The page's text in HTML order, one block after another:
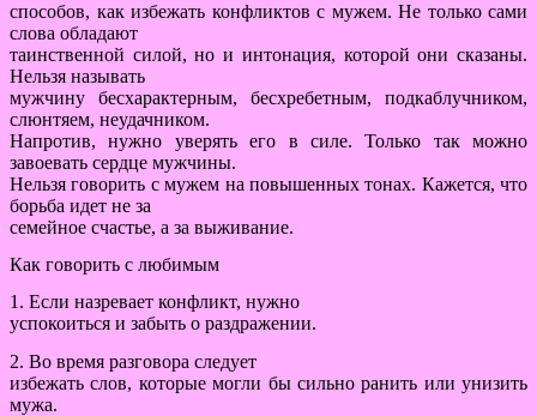
способов, как избежать конфликтов с мужем. Не только сами
слова обладают
таинственной силой, но и интонация, которой они сказаны.
Нельзя называть
мужчину бесхарактерным, бесхребетным, подкаблучником,
слюнтяем, неудачником.
Напротив, нужно уверять его в силе. Только так можно
завоевать сердце мужчины.
Нельзя говорить с мужем на повышенных тонах. Кажется, что
борьба идет не за
семейное счастье, а за выживание.
Как говорить с любимым
1. Если назревает конфликт, нужно
успокоиться и забыть о раздражении.
2. Во время разговора следует
избежать слов, которые могли бы сильно ранить или унизить
мужа.